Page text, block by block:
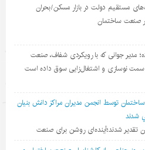
مستقیم دولت در بازار مسکن/بحران
صنعت ساختمان
مدیر جوانی که با رویکردی شفاف، صنعت
سمت نوسازی و اشتغال‌زایی سوق داده است
توسط انجمن مديران مراكز دانش بنيان
شدند
تقدیر شدند؛آینده‌ای روشن برای صنعت